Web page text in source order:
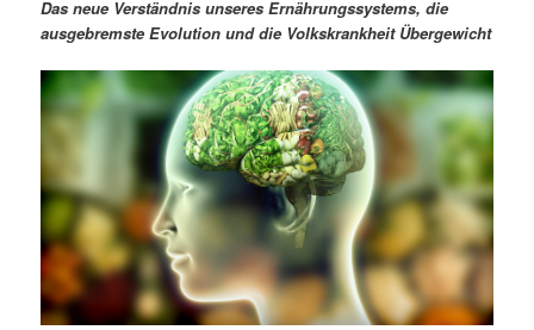
r
n
I
n
d
r
e
n
n
a
i
g
i
o
n
Das neue Verständnis unseres Ernährungssystems, die
ausgebremste Evolution und die Volkskrankheit Übergewicht